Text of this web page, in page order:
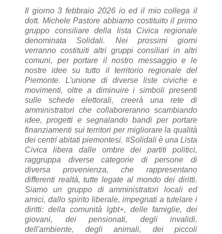
Il giorno 3 febbraio 2026 io ed il mio collega il
dott. Michele Pastore abbiamo costituito il primo
gruppo consiliare della lista Civica regionale
denominata Solidali. Nei prossimi giorni
verranno costituiti altri gruppi consiliari in altri
comuni, per portare il nostro messaggio e le
nostre idee su tutto il territorio regionale del
Piemonte. L'unione di diverse liste civiche e
movimenti, oltre a diminuire i simboli presenti
sulle schede elettorali, creerà una rete di
amministratori che collaboreranno scambiando
idee, progetti e segnalando bandi per portare
finanziamenti sui territori per migliorare la qualità
dei centri abitati piemontesi. #Solidali è una Lista
Civica libera dalle ombre dei partiti politici,
raggruppa diverse categorie di persone di
diversa provenienza, che rappresentano
differenti realtà, tutte legate al mondo dei diritti.
Siamo un gruppo di amministratori locali ed
amici, dallo spirito liberale, impegnati a tutelare i
diritti: della comunità lgbt+, delle famiglie, dei
giovani, dei pensionati, degli invalidi,
dell'ambiente, degli animali, dei piccoli